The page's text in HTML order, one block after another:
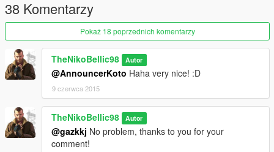
38 Komentarzy
Pokaż 18 poprzednich komentarzy
TheNikoBellic98 Autor
@AnnouncerKoto Haha very nice! :D
9 czerwca 2015
TheNikoBellic98 Autor
@gazkkj No problem, thanks to you for your
comment!